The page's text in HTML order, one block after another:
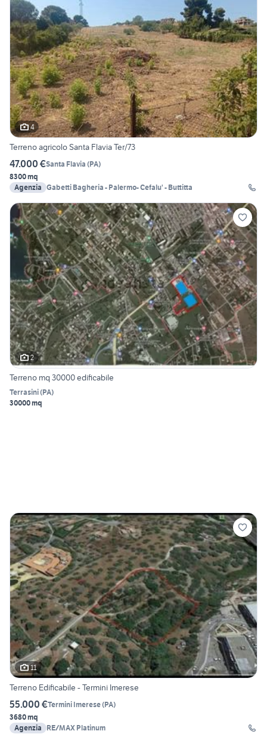
4
Terreno agricolo Santa Flavia Ter/73
47.000 €Santa Flavia (PA)
8300 mq
Agenzia Gabetti Bagheria - Palermo- Cefalu' - Buttitta
2
Terreno mq 30000 edificabile
Terrasini(PA)
30000 mq
11
Terreno Edificabile - Termini Imerese
55.000 €Termini Imerese(PA)
3680 mq
Agenzia
RE/MAX Platinum